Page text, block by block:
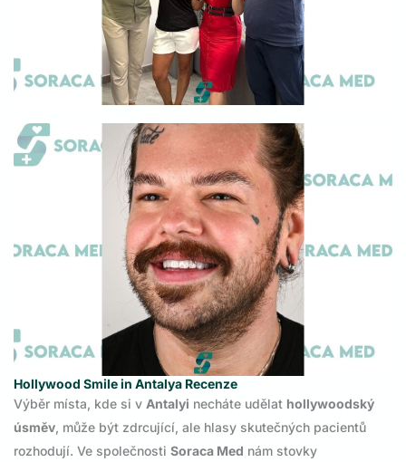
Hollywood Smile in Antalya Recenze
Výběr místa, kde si v Antalyi necháte udělat hollywoodský
úsměv, může být zdrcující, ale hlasy skutečných pacientů
rozhodují. Ve společnosti Soraca Med nám stovky